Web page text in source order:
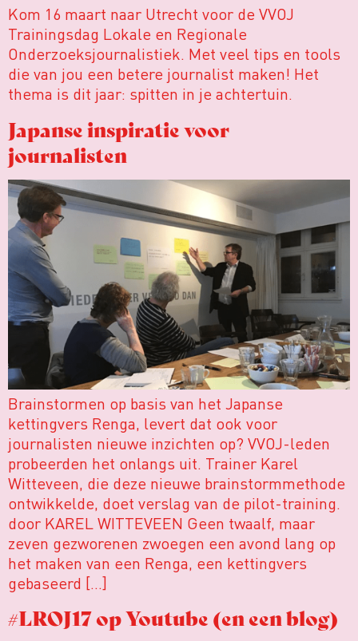
Kom 16 maart naar Utrecht voor de VVOJ
Trainingsdag Lokale en Regionale
Onderzoeksjournalistiek. Met veel tips en tools
die van jou een betere journalist maken! Het
thema is dit jaar: spitten in je achtertuin.
Japanse inspiratie voor
journalisten
Brainstormen op basis van het Japanse
kettingvers Renga, levert dat ook voor
journalisten nieuwe inzichten op? VVOJ-leden
probeerden het onlangs uit. Trainer Karel
Witteveen, die deze nieuwe brainstormmethode
ontwikkelde, doet verslag van de pilot-training.
door KAREL WITTEVEEN Geen twaalf, maar
zeven gezworenen zwoegen een avond lang op
het maken van een Renga, een kettingvers
gebaseerd […]
#LROJ17 op Youtube (en een blog)